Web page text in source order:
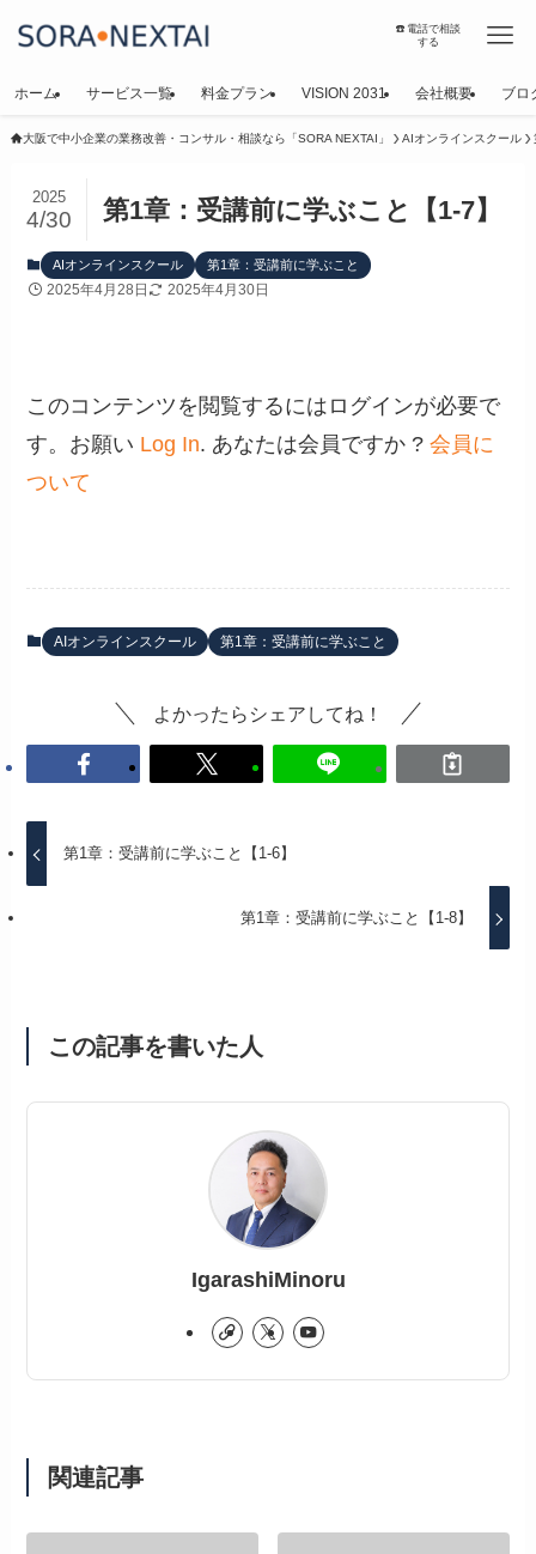
☎️電話で相談
する
ホーム サービス一覧 料金プラン VISION 2031 会社概要 ブロ
大阪で中小企業の業務改善・コンサル・相談なら「SORA NEXTAI」 AIオンラインスクール
第1章：受講前に学ぶこと【1-7】
2025
4/30
AIオンラインスクール 第1章：受講前に学ぶこと
2025年4月28日 2025年4月30日
このコンテンツを閲覧するにはログインが必要で
す。お願い Log In. あなたは会員ですか ?会員に
ついて
AIオンラインスクール 第1章：受講前に学ぶこと
よかったらシェアしてね！
第1章：受講前に学ぶこと【1-6】
第1章：受講前に学ぶこと【1-8】
この記事を書いた人
IgarashiMinoru
関連記事